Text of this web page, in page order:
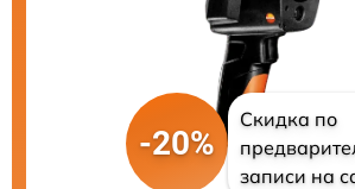
-20%
Скидка по
записи на